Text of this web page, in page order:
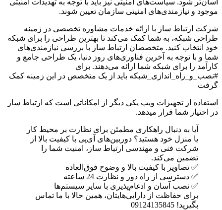
آسان‌تر شود. سیاست‌های امنیتی نیز باید با توجه به تهدیدات امنیتی
موجود و نیازمندی‌های امنیتی سازمان تعیین شوند.
شرکت ارتباط ساز با ارائه خدمات مشاوره تخصصی در زمینه
طراحی شبکه، به شما کمک می‌کند تا بهترین طراحی را برای شبکه
خود انتخاب کنید. متخصصان ارتباط ساز با بررسی نیازمندی‌های
شما و با توجه به آخرین فناوری‌های روز دنیا، یک طراحی جامع و
کارآمد را برای شبکه شما ارائه می‌دهند. برای
#نصب_و_راه_اندازی_شبکه باید از یک متخصص در این زمینه کمک
گرفت
استفاده از تجهیزات ویپ یکی دیگر از امکاناتی است که ارتباط ساز
در اختیار شما قرار میدهد.
آیا به دنبال راهکاری مطمئن برای نظارت بر محیط کار
یا منزل خود هستید؟ دوربین‌های آی‌پی با کیفیت بالا از
شرکت فنی و مهندسی ارتباط ساز، امنیت شما را
تضمین می‌کند.
✅ تصاویر با کیفیت بالا و وضوح فوق‌العاده
✅ دسترسی از راه دور و نظارت 24 ساعته
✅ نصب آسان و ادغام‌پذیری با سایر سیستم‌ها
برای حفاظت از دارایی‌هایتان، همین حالا با ما تماس
بگیرید! 09124135845